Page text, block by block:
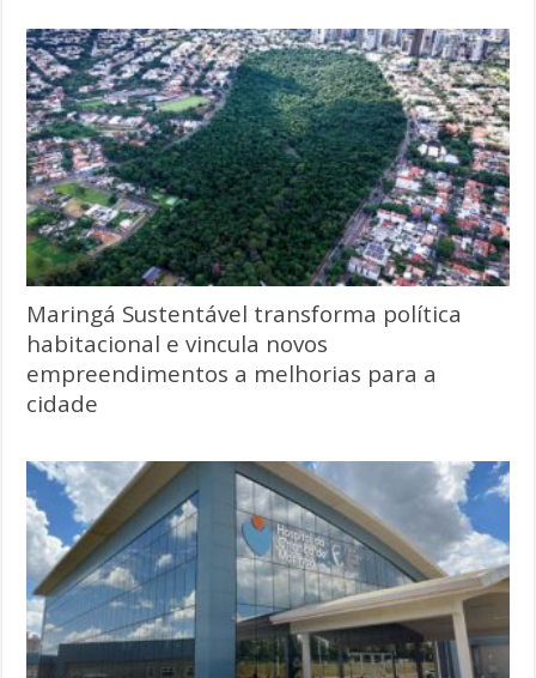
Maringá Sustentável transforma política
habitacional e vincula novos
empreendimentos a melhorias para a
cidade